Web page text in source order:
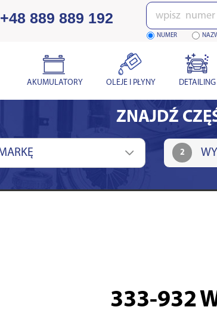
+48 889 889 192 Wpisz
numer
NUMER
AKUMULATORY OLEJE I PŁYNY DETAILING
ZNAJDŹ
2
333-932